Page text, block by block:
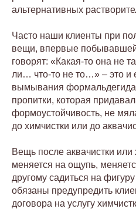
альтернативных
Часто наши клиенты при
вещи, впервые
говорят: «Какая-то она не
ли… что-то не то…» ‒ это и
вымывания
пропитки, которая
формоустойчивость, не
до химчистки или до
Вещь после аквачистки или
меняется на ощупь,
другому садиться на
обязаны предупредить
договора на услугу